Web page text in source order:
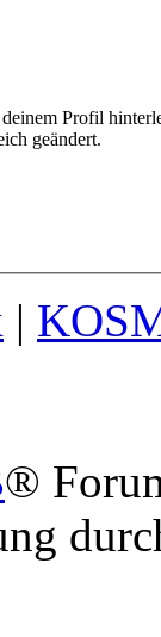
Profil
geändert.
|
®